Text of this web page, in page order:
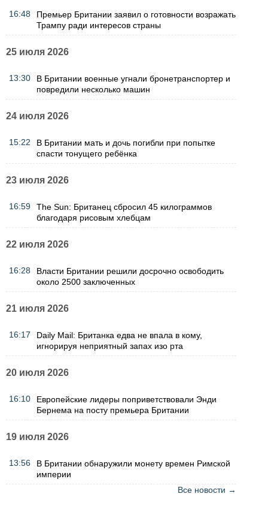
16:48
Премьер Британии заявил о готовности возражать
Трампу ради интересов страны
25 июля 2026
13:30
В Британии военные угнали бронетранспортер и
повредили несколько машин
24 июля 2026
15:22
В Британии мать и дочь погибли при попытке
спасти тонущего ребёнка
23 июля 2026
16:59
The Sun: Британец сбросил 45 килограммов
благодаря рисовым хлебцам
22 июля 2026
16:28
Власти Британии решили досрочно освободить
около 2500 заключенных
21 июля 2026
16:17
Daily Mail: Британка едва не впала в кому,
игнорируя неприятный запах изо рта
20 июля 2026
16:10
Европейские лидеры поприветствовали Энди
Бернема на посту премьера Британии
19 июля 2026
13:56
В Британии обнаружили монету времен Римской
империи
Все новости →